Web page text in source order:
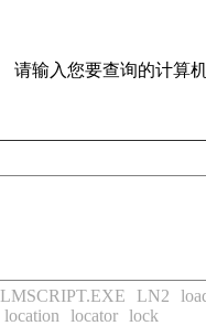
请输入您要查询的计算
LMSCRIPT.EXE LN2
location locator lock